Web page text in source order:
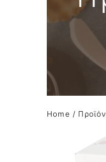
Απομιμήσεις
Α Ύλες Παγωτού
Προϊόντα κάστανου
Φρούτα σε
Κατεψυγμένα
Μηχανήματα-
Home /